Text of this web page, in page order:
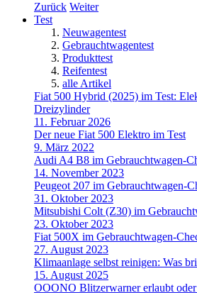
Zurück Weiter
Test
Neuwagentest
Gebrauchtwagentest
Produkttest
Reifentest
alle Artikel
Fiat 500 Hybrid (2025) im Test:
Dreizylinder
11. Februar 2026
Der neue Fiat 500 Elektro im Test
9. März 2022
Audi A4 B8 im Gebrauchtwagen-
14. November 2023
Peugeot 207 im Gebrauchtwagen-
31. Oktober 2023
Mitsubishi Colt (Z30) im
23. Oktober 2023
Fiat 500X im Gebrauchtwagen-
27. August 2023
Klimaanlage selbst reinigen: Was
15. August 2025
OOONO Blitzerwarner erlaubt